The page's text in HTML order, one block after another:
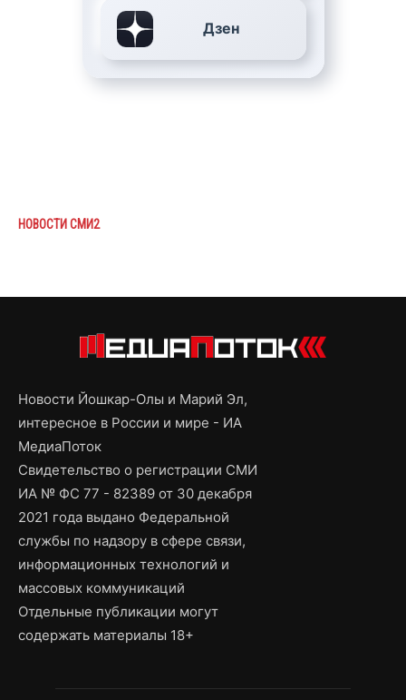
Дзен
НОВОСТИ СМИ2
Новости Йошкар-Олы и Марий Эл,
интересное в России и мире - ИА
МедиаПоток
Свидетельство о регистрации СМИ
ИА № ФС 77 - 82389 от 30 декабря
2021 года выдано Федеральной
службы по надзору в сфере связи,
информационных технологий и
массовых коммуникаций
Отдельные публикации могут
содержать материалы 18+